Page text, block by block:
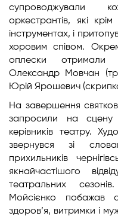
супроводжували
оркестрантів, які
інструментах, і
хоровим співом.
оплески отримали
Олександр Мовчан
Юрій Ярошевич
На завершення
запросили на сцену
керівників театру.
звернувся зі
прихильників
якнайчастішого
театральних
Мойсієнко побажав
здоров’я, витримки і